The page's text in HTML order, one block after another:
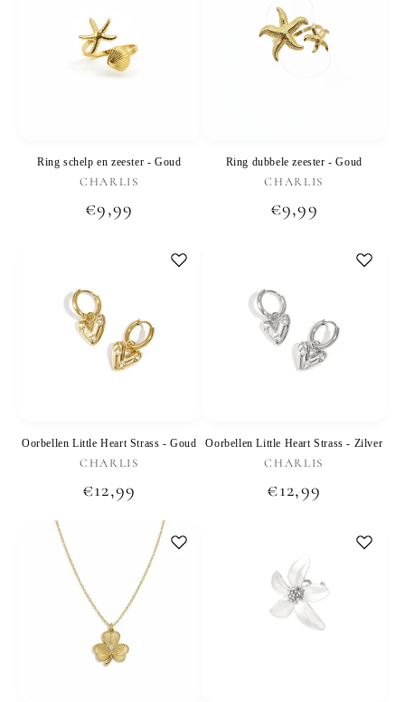
Ring schelp en zeester - Goud
Verkoper:
CHARLIS
Normale
€9,99
Ring dubbele zeester - Goud
Verkoper:
CHARLIS
Normale
€9,99
Oorbellen Little Heart Strass - Goud
Verkoper:
CHARLIS
Normale
€12,99
Oorbellen Little Heart Strass - Zilver
Verkoper:
CHARLIS
Normale
€12,99